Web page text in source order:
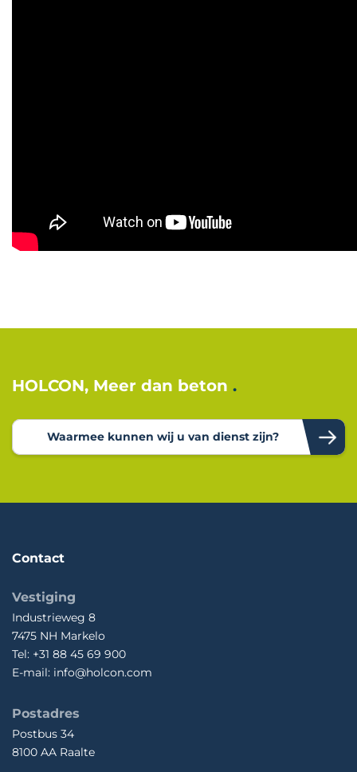
HOLCON, Meer dan beton
Waarmee kunnen wij u van dienst zijn?
Contact
Vestiging
Industrieweg 8
7475 NH Markelo
Tel: +31 88 45 69 900
E-mail: info@holcon.com
Postadres
Postbus 34
8100 AA Raalte